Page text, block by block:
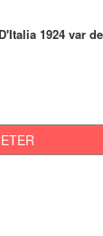
1924 var